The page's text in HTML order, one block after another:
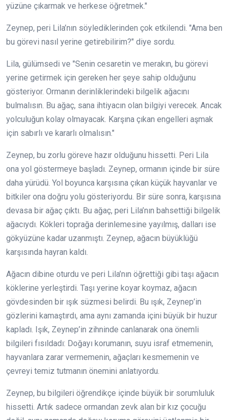
yüzüne çıkarmak ve herkese öğretmek."
Zeynep, peri Lila’nın söylediklerinden çok etkilendi. "Ama ben
bu görevi nasıl yerine getirebilirim?" diye sordu.
Lila, gülümsedi ve "Senin cesaretin ve merakın, bu görevi
yerine getirmek için gereken her şeye sahip olduğunu
gösteriyor. Ormanın derinliklerindeki bilgelik ağacını
bulmalısın. Bu ağaç, sana ihtiyacın olan bilgiyi verecek. Ancak
yolculuğun kolay olmayacak. Karşına çıkan engelleri aşmak
için sabırlı ve kararlı olmalısın."
Zeynep, bu zorlu göreve hazır olduğunu hissetti. Peri Lila
ona yol göstermeye başladı. Zeynep, ormanın içinde bir süre
daha yürüdü. Yol boyunca karşısına çıkan küçük hayvanlar ve
bitkiler ona doğru yolu gösteriyordu. Bir süre sonra, karşısına
devasa bir ağaç çıktı. Bu ağaç, peri Lila’nın bahsettiği bilgelik
ağacıydı. Kökleri toprağa derinlemesine yayılmış, dalları ise
gökyüzüne kadar uzanmıştı. Zeynep, ağacın büyüklüğü
karşısında hayran kaldı.
Ağacın dibine oturdu ve peri Lila’nın öğrettiği gibi taşı ağacın
köklerine yerleştirdi. Taşı yerine koyar koymaz, ağacın
gövdesinden bir ışık süzmesi belirdi. Bu ışık, Zeynep’in
gözlerini kamaştırdı, ama aynı zamanda içini büyük bir huzur
kapladı. Işık, Zeynep’in zihninde canlanarak ona önemli
bilgileri fısıldadı: Doğayı korumanın, suyu israf etmemenin,
hayvanlara zarar vermemenin, ağaçları kesmemenin ve
çevreyi temiz tutmanın önemini anlatıyordu.
Zeynep, bu bilgileri öğrendikçe içinde büyük bir sorumluluk
hissetti. Artık sadece ormandan zevk alan bir kız çocuğu